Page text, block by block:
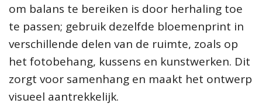
om balans te bereiken is door herhaling toe
te passen; gebruik dezelfde bloemenprint in
verschillende delen van de ruimte, zoals op
het fotobehang, kussens en kunstwerken. Dit
zorgt voor samenhang en maakt het ontwerp
visueel aantrekkelijk.